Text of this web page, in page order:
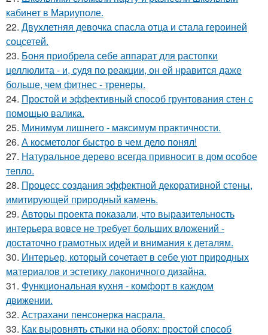
кабинет в Мариуполе.
22. Двухлетняя девочка спасла отца и стала героиней
соцсетей.
23. Боня приобрела себе аппарат для растопки
целлюлита - и, судя по реакции, он ей нравится даже
больше, чем фитнес - тренеры.
24. Простой и эффективный способ грунтования стен с
помощью валика.
25. Минимум лишнего - максимум практичности.
26. А косметолог быстро в чем дело понял!
27. Натуральное дерево всегда привносит в дом особое
тепло.
28. Процесс создания эффектной декоративной стены,
имитирующей природный камень.
29. Авторы проекта показали, что выразительность
интерьера вовсе не требует больших вложений -
достаточно грамотных идей и внимания к деталям.
30. Интерьер, который сочетает в себе уют природных
материалов и эстетику лаконичного дизайна.
31. Функциональная кухня - комфорт в каждом
движении.
32. Астрахани пенсонерка насрала.
33. Как выровнять стыки на обоях: простой способ